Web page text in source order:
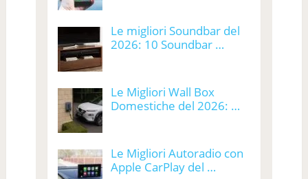
Le migliori Soundbar del
2026: 10 Soundbar …
Le Migliori Wall Box
Domestiche del 2026: …
Le Migliori Autoradio con
Apple CarPlay del …